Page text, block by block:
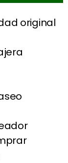
original